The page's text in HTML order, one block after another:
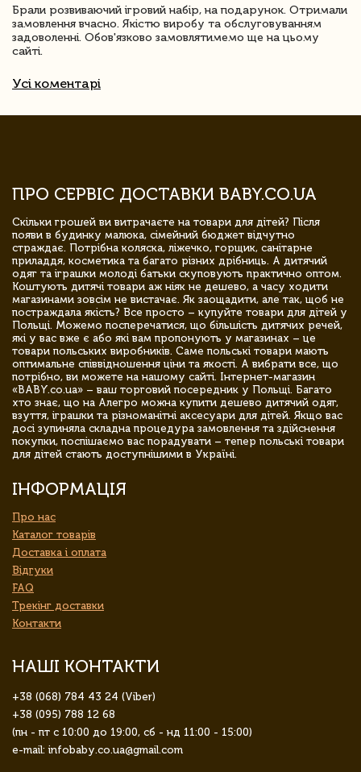
Брали розвиваючий ігровий набір, на подарунок. Отримали
замовлення вчасно. Якістю виробу та обслуговуванням
задоволенні. Обов'язково замовлятимемо ще на цьому
сайті.
Усі коментарі
ПРО СЕРВІС ДОСТАВКИ BABY.CO.UA
Скільки грошей ви витрачаєте на товари для дітей? Після
появи в будинку малюка, сімейний бюджет відчутно
страждає. Потрібна коляска, ліжечко, горщик, санітарне
приладдя, косметика та багато різних дрібниць. А дитячий
одяг та іграшки молоді батьки скуповують практично оптом.
Коштують дитячі товари аж ніяк не дешево, а часу ходити
магазинами зовсім не вистачає. Як заощадити, але так, щоб не
постраждала якість? Все просто – купуйте товари для дітей у
Польщі. Можемо посперечатися, що більшість дитячих речей,
які у вас вже є або які вам пропонують у магазинах – це
товари польських виробників. Саме польські товари мають
оптимальне співвідношення ціни та якості. А вибрати все, що
потрібно, ви можете на нашому сайті. Інтернет-магазин
«BABY.co.ua» – ваш торговий посередник у Польщі. Багато
хто знає, що на Алегро можна купити дешево дитячий одяг,
взуття, іграшки та різноманітні аксесуари для дітей. Якщо вас
досі зупиняла складна процедура замовлення та здійснення
покупки, поспішаємо вас порадувати – тепер польські товари
для дітей стають доступнішими в Україні.
ІНФОРМАЦІЯ
Про нас
Каталог товарів
Доставка і оплата
Відгуки
FAQ
Трекінг доставки
Контакти
НАШІ КОНТАКТИ
+38 (068) 784 43 24 (Viber)
+38 (095) 788 12 68
(пн - пт с 10:00 до 19:00, сб - нд 11:00 - 15:00)
e-mail: infobaby.co.ua@gmail.com